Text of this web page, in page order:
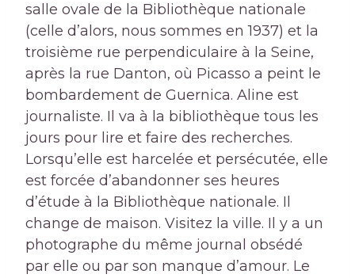
salle ovale de la Bibliothèque nationale
(celle d’alors, nous sommes en 1937) et la
troisième rue perpendiculaire à la Seine,
après la rue Danton, où Picasso a peint le
bombardement de Guernica. Aline est
journaliste. Il va à la bibliothèque tous les
jours pour lire et faire des recherches.
Lorsqu’elle est harcelée et persécutée, elle
est forcée d’abandonner ses heures
d’étude à la Bibliothèque nationale. Il
change de maison. Visitez la ville. Il y a un
photographe du même journal obsédé
par elle ou par son manque d’amour. Le